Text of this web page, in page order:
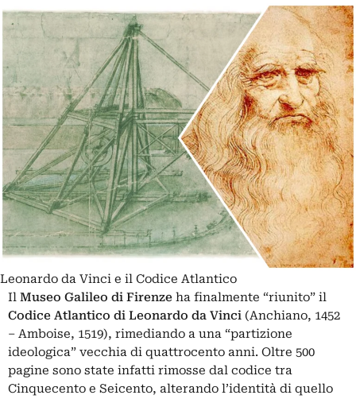
Leonardo da Vinci e il Codice Atlantico
Il Museo Galileo di Firenze ha finalmente “riunito” il
Codice Atlantico di Leonardo da Vinci (Anchiano, 1452
– Amboise, 1519), rimediando a una “partizione
ideologica” vecchia di quattrocento anni. Oltre 500
pagine sono state infatti rimosse dal codice tra
Cinquecento e Seicento, alterando l’identità di quello